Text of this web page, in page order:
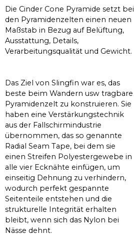
Die Cinder Cone Pyramide setzt bei
den Pyramidenzelten einen neuen
Maßstab in Bezug auf Belüftung,
Ausstattung, Details,
Verarbeitungsqualität und Gewicht.
Das Ziel von Slingfin war es, das
beste beim Wandern usw tragbare
Pyramidenzelt zu konstruieren. Sie
haben eine Verstärkungstechnik
aus der Fallschirmindustrie
übernommen, das so genannte
Radial Seam Tape, bei dem sie
einen Streifen Polyestergewebe in
alle vier Ecknähte einfügen, um
einseitig Dehnung zu verhindern,
wodurch perfekt gespannte
Seitenteile entstehen und die
strukturelle Integrität erhalten
bleibt, wenn sich das Nylon bei
Nässe dehnt.